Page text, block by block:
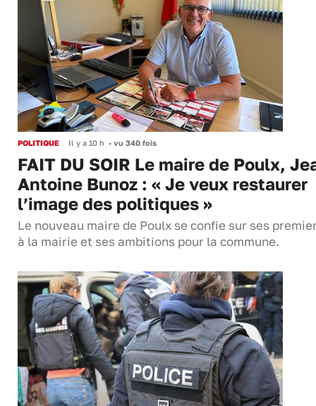
POLITIQUE Il y a 10 h • vu 340 fois
FAIT DU SOIR Le maire de Poulx,
Antoine Bunoz : « Je veux restaurer
l’image des politiques »
Le nouveau maire de Poulx se confie sur ses
à la mairie et ses ambitions pour la commune.